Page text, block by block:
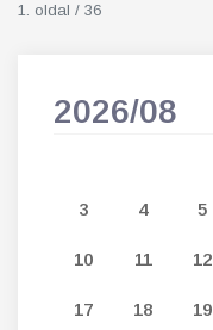
1. oldal / 36
2026/08
3 4 5
10 11 12
17 18 19